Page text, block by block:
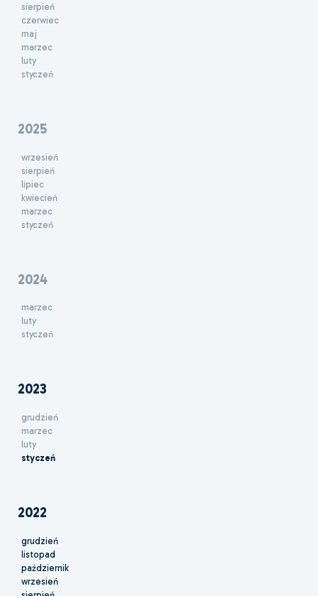
sierpień
czerwiec
maj
marzec
luty
styczeń
2025
wrzesień
sierpień
lipiec
kwiecień
marzec
styczeń
2024
marzec
luty
styczeń
2023
grudzień
marzec
luty
styczeń
2022
grudzień
listopad
październik
wrzesień